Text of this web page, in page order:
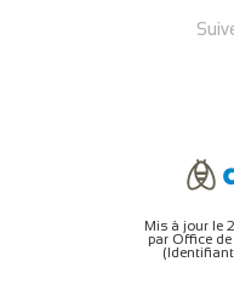
Mis à jour le
par Office